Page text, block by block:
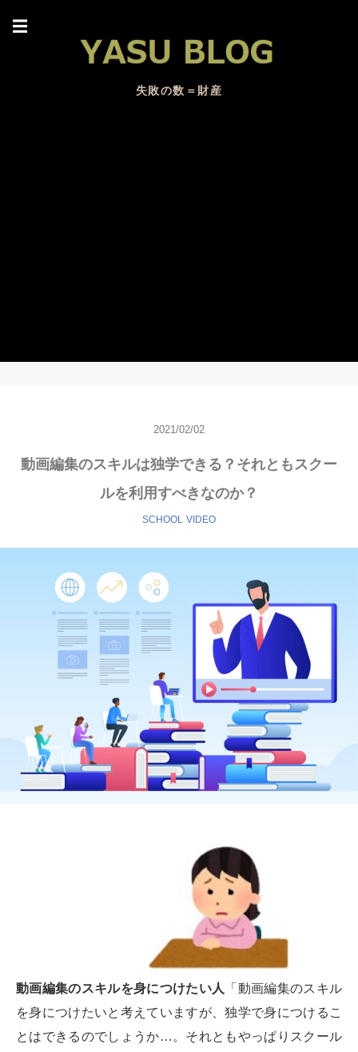
☰
失敗の数＝財産
2021/02/02
動画編集のスキルは独学できる？それともスクー
ルを利用すべきなのか？
SCHOOL VIDEO
動画編集のスキルを身につけたい人
「動画編集のスキル
を身につけたいと考えていますが、独学で身につけるこ
とはできるのでしょうか…。それともやっぱりスクール